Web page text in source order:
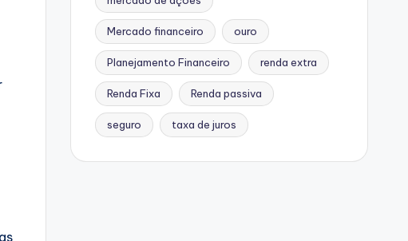
Mercado financeiro ouro
Planejamento Financeiro renda extra
Renda Fixa Renda passiva
seguro taxa de juros